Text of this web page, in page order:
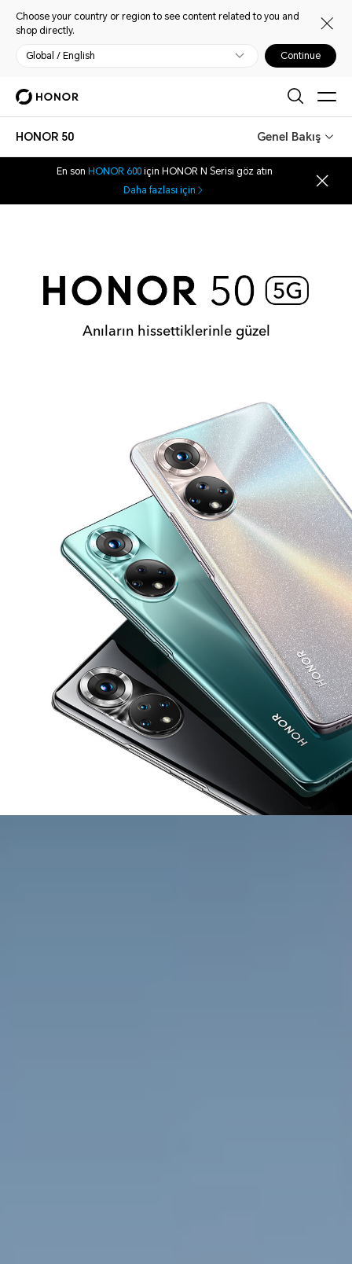
Choose your country or region to see content related to you and
shop directly.
Global / English Continue
HONOR 50 Genel Bakış
En son HONOR 600için HONOR N Serisi göz atın
Daha fazlası için
Anıların hissettiklerinle güzel